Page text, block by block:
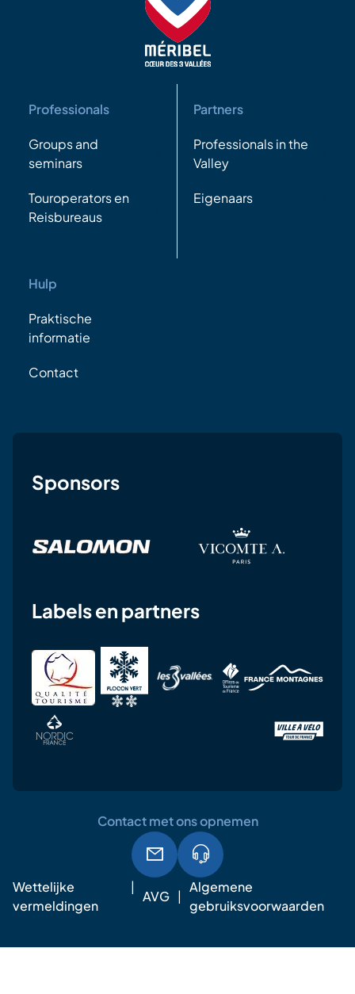
Professionals
Groups and
seminars
Touroperators en
Reisbureaus
Partners
Professionals in the
Valley
Eigenaars
Hulp
Praktische
informatie
Contact
Sponsors
Labels en partners
Wettelijke
vermeldingen
AVG
Algemene
gebruiksvoorwaarden
Contact met ons opnemen